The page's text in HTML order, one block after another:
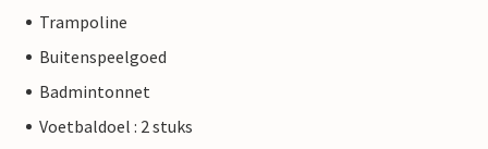
Trampoline
Buitenspeelgoed
Badmintonnet
Voetbaldoel : 2 stuks